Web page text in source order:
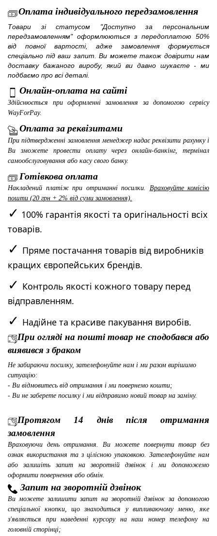
Оплата індивідуального передзамовлення
Товари зі статусом "Доступно за персональним
передзамовленням" оформлюються з передоплатою 50%
від повної вартості, адже замовлення формується
спеціально під ваш запит. Ви можете також довірити нам
доставку бажаного виробу, який ви давно шукаєте - ми
подбаємо про всі деталі.
Онлайн-оплата на сайті
Здійснюється при оформленні замовлення за допомогою сервісу
WayForPay.
Оплата за реквізитами
При підтвердженні замовлення менеджер надає реквізити рахунку і
Ви зможете провести оплату через онлайн-банкінг, термінал
самообслуговування або касу свого банку.
Готівкова оплата
Накладений платіж при отриманні посилки. Враховуйте комісію
пошти (20 грн + 2% від суми замовлення).
✓ 100% гарантія якості та оригінальності всіх
товарів.
✓ Пряме постачання товарів від виробників
кращих європейських брендів.
✓ Контроль якості кожного товару перед
відправленням.
✓ Надійне та красиве пакування виробів.
При огляді на пошті товар не сподобався або
виявився з браком
Не забираючи посилку, зателефонуйте нам і ми разом вирішимо
ситуацію:
- Ви відмовитесь від отримання і ми повернемо кошти;
- Ви не заберете посилку і ми відправимо новий товар на заміну.
Протягом 14 днів після отримання
замовлення
Враховуючи день отримання. Ви можете повернути товар без
ознак використання та з цілісною упаковкою. Зателефонуйте нам
або залишіть запит на зворотній дзвінок і ми допоможемо
оформити повернення або обмін.
Запит на зворотній дзвінок
Ви можете залишити запит на зворотній дзвінок за допомогою
спеціальної кнопки, що знаходиться у випливаючому меню, яке
з'являється при наведенні курсору на наш номер телефону на
головній сторінці;